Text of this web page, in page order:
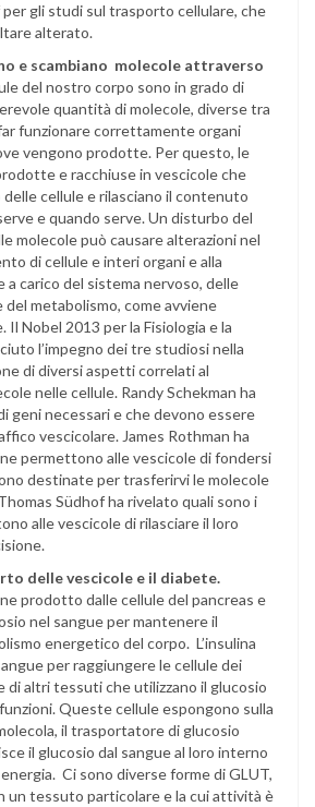
per gli studi sul trasporto cellulare, che
alterato.
e scambiano molecole attraverso
del nostro corpo sono in grado di
quantità di molecole, diverse tra
funzionare correttamente organi
vengono prodotte. Per questo, le
e racchiuse in vescicole che
delle cellule e rilasciano il contenuto
e quando serve. Un disturbo del
molecole può causare alterazioni nel
di cellule e interi organi e alla
a carico del sistema nervoso, delle
metabolismo, come avviene
Nobel 2013 per la Fisiologia e la
l’impegno dei tre studiosi nella
di diversi aspetti correlati al
nelle cellule. Randy Schekman ha
geni necessari e che devono essere
vescicolare. James Rothman ha
permettono alle vescicole di fondersi
destinate per trasferirvi le molecole
Südhof ha rivelato quali sono i
alle vescicole di rilasciare il loro
delle vescicole e il diabete.
prodotto dalle cellule del pancreas e
nel sangue per mantenere il
energetico del corpo. L’insulina
per raggiungere le cellule dei
di altri tessuti che utilizzano il glucosio
Queste cellule espongono sulla
il trasportatore di glucosio
il glucosio dal sangue al loro interno
Ci sono diverse forme di GLUT,
un tessuto particolare e la cui attività è